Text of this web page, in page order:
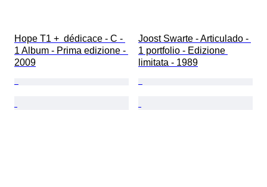
Hope T1 +  dédicace - C -
1 Album - Prima edizione -
2009
Joost Swarte - Articulado -
1 portfolio - Edizione
limitata - 1989